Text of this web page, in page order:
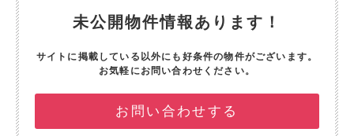
未公開物件情報あります！
サイトに掲載している以外にも好条件の物件がございます。
お気軽にお問い合わせください。
お問い合わせする